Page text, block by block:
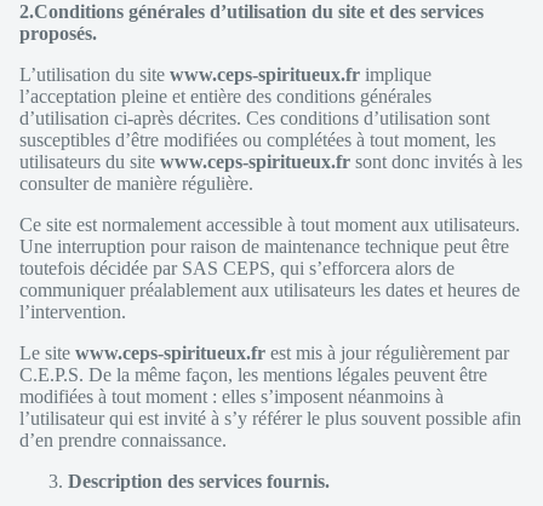
2.Conditions générales d’utilisation du site et des services
proposés.
L’utilisation du site www.ceps-spiritueux.fr implique
l’acceptation pleine et entière des conditions générales
d’utilisation ci-après décrites. Ces conditions d’utilisation sont
susceptibles d’être modifiées ou complétées à tout moment, les
utilisateurs du site www.ceps-spiritueux.fr sont donc invités à les
consulter de manière régulière.
Ce site est normalement accessible à tout moment aux utilisateurs.
Une interruption pour raison de maintenance technique peut être
toutefois décidée par SAS CEPS, qui s’efforcera alors de
communiquer préalablement aux utilisateurs les dates et heures de
l’intervention.
Le site www.ceps-spiritueux.fr est mis à jour régulièrement par
C.E.P.S. De la même façon, les mentions légales peuvent être
modifiées à tout moment : elles s’imposent néanmoins à
l’utilisateur qui est invité à s’y référer le plus souvent possible afin
d’en prendre connaissance.
Description des services fournis.